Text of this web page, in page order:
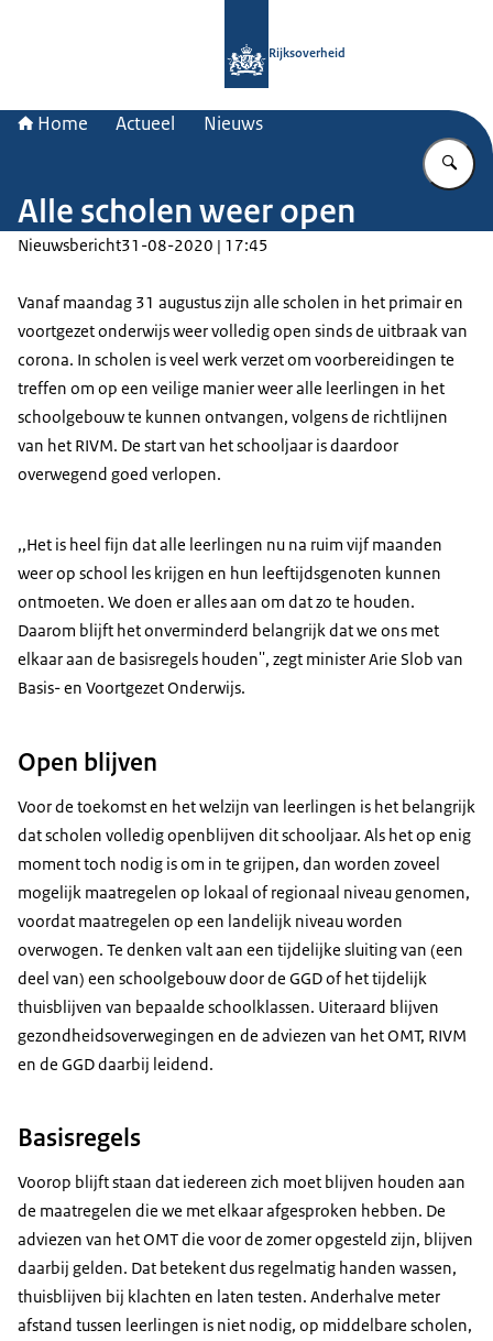
Rijksoverheid
Home Actueel Nieuws
Alle scholen weer open
Nieuwsbericht31-08-2020 | 17:45
Vanaf maandag 31 augustus zijn alle scholen in het primair en
voortgezet onderwijs weer volledig open sinds de uitbraak van
corona. In scholen is veel werk verzet om voorbereidingen te
treffen om op een veilige manier weer alle leerlingen in het
schoolgebouw te kunnen ontvangen, volgens de richtlijnen
van het RIVM. De start van het schooljaar is daardoor
overwegend goed verlopen.
,,Het is heel fijn dat alle leerlingen nu na ruim vijf maanden
weer op school les krijgen en hun leeftijdsgenoten kunnen
ontmoeten. We doen er alles aan om dat zo te houden.
Daarom blijft het onverminderd belangrijk dat we ons met
elkaar aan de basisregels houden'', zegt minister Arie Slob van
Basis- en Voortgezet Onderwijs.
Open blijven
Voor de toekomst en het welzijn van leerlingen is het belangrijk
dat scholen volledig openblijven dit schooljaar. Als het op enig
moment toch nodig is om in te grijpen, dan worden zoveel
mogelijk maatregelen op lokaal of regionaal niveau genomen,
voordat maatregelen op een landelijk niveau worden
overwogen. Te denken valt aan een tijdelijke sluiting van (een
deel van) een schoolgebouw door de GGD of het tijdelijk
thuisblijven van bepaalde schoolklassen. Uiteraard blijven
gezondheidsoverwegingen en de adviezen van het OMT, RIVM
en de GGD daarbij leidend.
Basisregels
Voorop blijft staan dat iedereen zich moet blijven houden aan
de maatregelen die we met elkaar afgesproken hebben. De
adviezen van het OMT die voor de zomer opgesteld zijn, blijven
daarbij gelden. Dat betekent dus regelmatig handen wassen,
thuisblijven bij klachten en laten testen. Anderhalve meter
afstand tussen leerlingen is niet nodig, op middelbare scholen,